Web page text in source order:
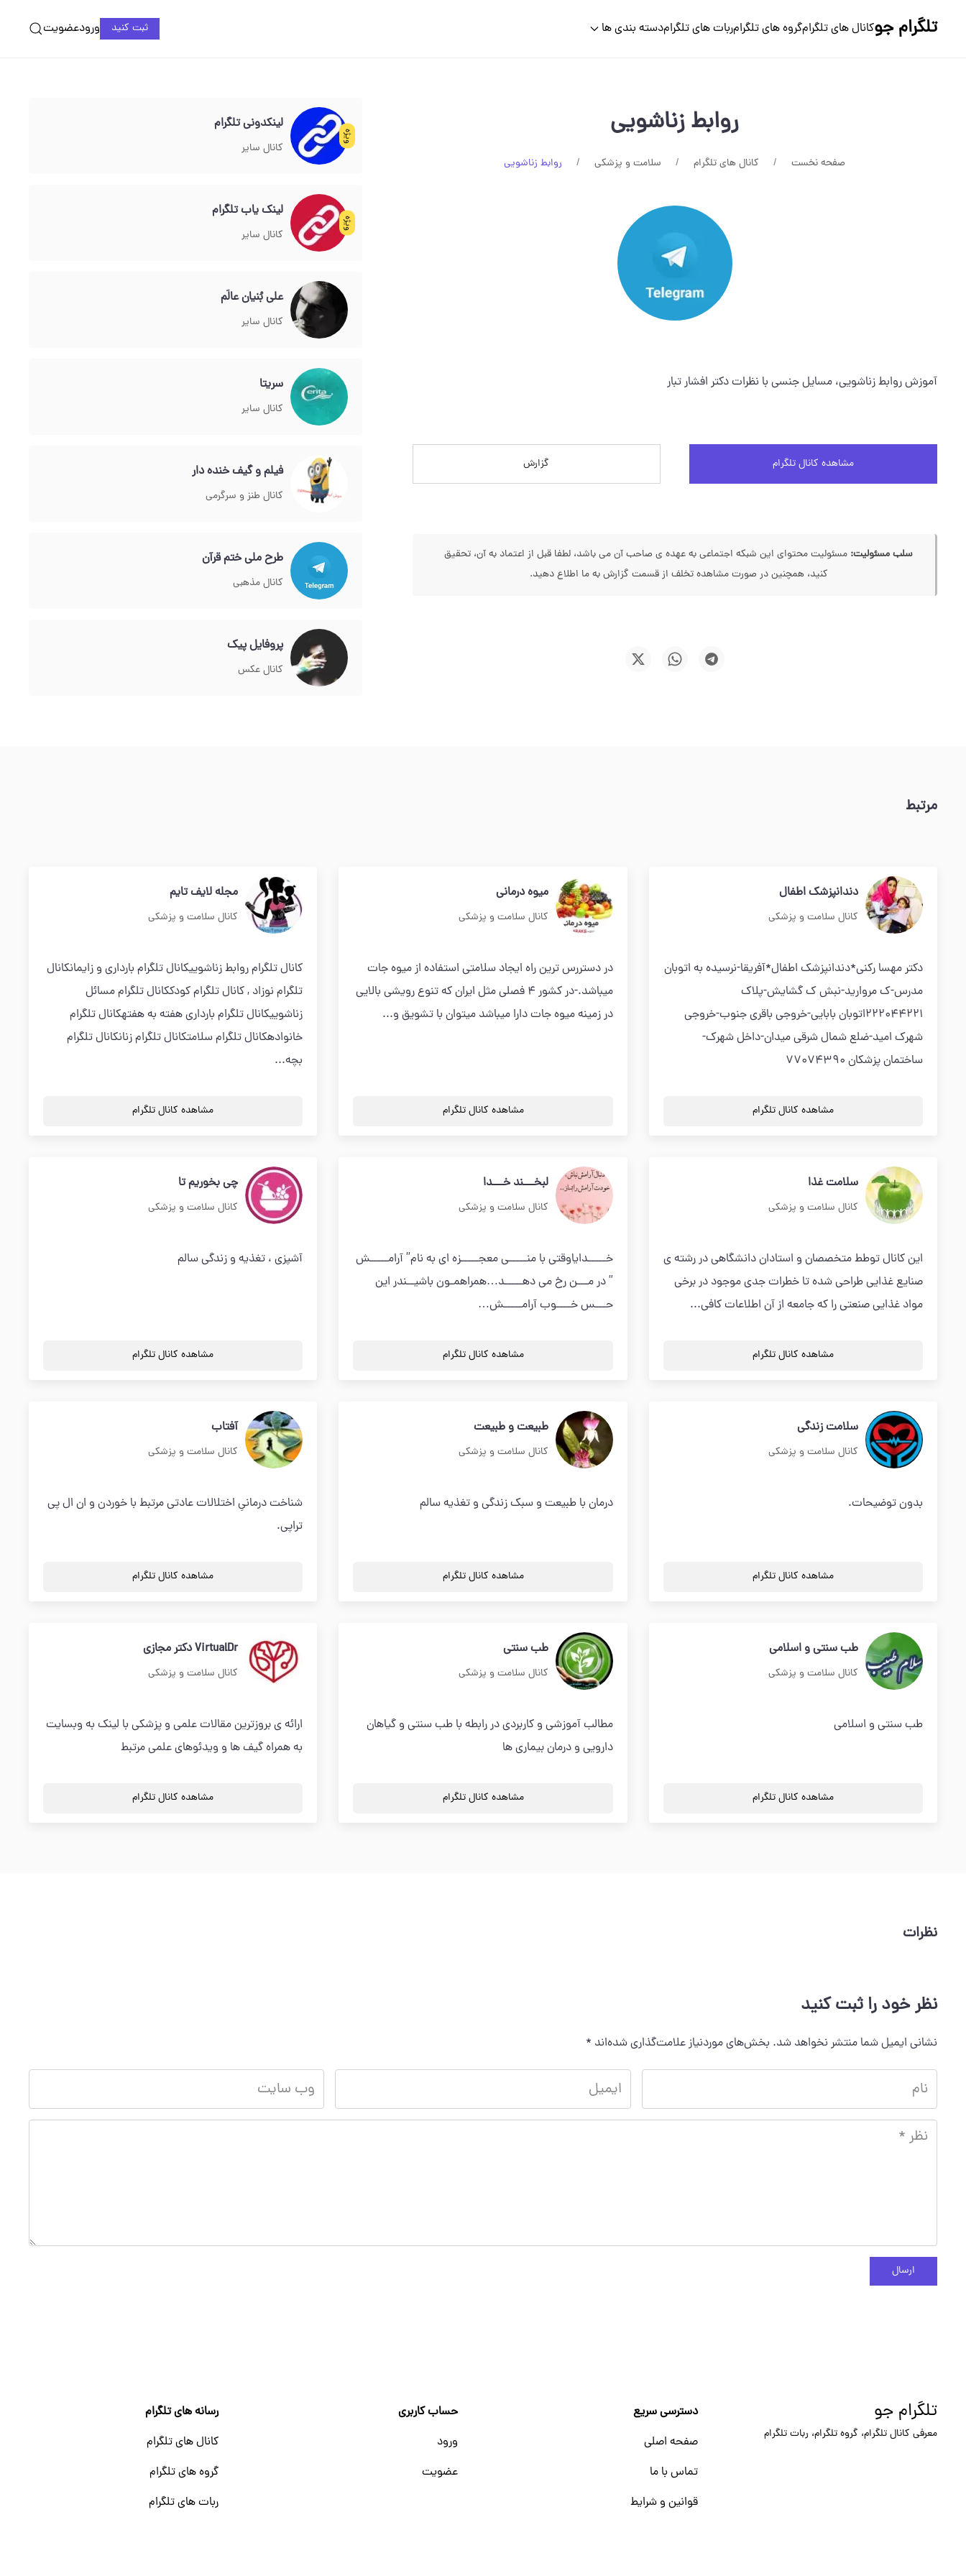
تلگرام جوکانال های تلگرامگروه های تلگرامربات های تلگرامدسته بندی ها ثبت کنید ورودعضویت
روابط زناشویی
صفحه نخست کانال های تلگرام سلامت و پزشکی روابط زناشویی
آموزش روابط زناشويي، مسايل جنسي با نظرات دكتر افشار تبار
مشاهده کانال تلگرام گزارش
سلب مسئولیت: مسئولیت محتوای این شبکه اجتماعی به عهده ی صاحب آن می باشد، لطفا قبل از اعتماد به آن، تحقیق
کنید، همچنین در صورت مشاهده تخلف از قسمت گزارش به ما اطلاع دهید.
ویژه
لینکدونی تلگرام
کانال سایر
ویژه
لینک یاب تلگرام
کانال سایر
علی بُنیان عالَم
کانال سایر
سریتا
کانال سایر
فیلم و گیف خنده دار
کانال طنز و سرگرمی
طرح ملی ختم قرآن
کانال مذهبی
پروفایل پیک
کانال عکس
مرتبط
دندانپزشک اطفال
کانال سلامت و پزشکی
دکتر مهسا رکنی*دندانپزشک اطفال*آفريقا-نرسيده به اتوبان
مدرس-ك مرواريد-نبش ك گشايش-پلاك
٢٢٢٠٤٤٢٢١اتوبان بابايی-خروجی باقری جنوب-خروجی
شهرك اميد-ضلع شمال شرقی ميدان-داخل شهرك-
ساختمان پزشكان ٧٧٠٧٤٣٩٠
مشاهده کانال تلگرام
میوه درمانی
کانال سلامت و پزشکی
در دستررس ترین راه ایجاد سلامتی استفاده از میوه جات
میباشد.-در کشور ۴ فصلی مثل ایران که تنوع رویشی بالایی
در زمینه میوه جات دارا میباشد میتوان با تشویق و...
مشاهده کانال تلگرام
مجله لایف تایم
کانال سلامت و پزشکی
کانال تلگرام روابط زناشوییکانال تلگرام بارداری و زایمانکانال
تلگرام نوزاد , کانال تلگرام کودککانال تلگرام مسائل
زناشوییکانال تلگرام بارداری هفته به هفتهکانال تلگرام
خانوادهکانال تلگرام سلامتکانال تلگرام زنانکانال تلگرام
بچه...
مشاهده کانال تلگرام
سلامت غذا
کانال سلامت و پزشکی
این کانال توطط متخصصان و استادان دانشگاهی در رشته ی
صنایع غذایی طراحی شده تا خطرات جدی موجود در برخی
مواد غذایی صنعتی را که جامعه از آن اطلاعات کافی...
مشاهده کانال تلگرام
لبخـــند خـــدا
کانال سلامت و پزشکی
خـــــدایاوقتی با منـــــی معجـــــزه ای به نام” آرامـــــش
” در مـــن رخ می دهـــــد…همراهمـون باشیــندر این
حـــس خــــوب آرامـــــش…
مشاهده کانال تلگرام
چی بخوریم تا
کانال سلامت و پزشکی
آشپزی ، تغذیه و زندگی سالم
مشاهده کانال تلگرام
سلامت زندگی
کانال سلامت و پزشکی
بدون توضیحات.
مشاهده کانال تلگرام
طبیعت و طبیعت
کانال سلامت و پزشکی
درمان با طبیعت و سبک زندگی و تغذیه سالم
مشاهده کانال تلگرام
آفتاب
کانال سلامت و پزشکی
شناخت درمانیِ اختلالات عادتی مرتبط با خوردن و ان ال پی
تراپی.
مشاهده کانال تلگرام
طب سنتی و اسلامی
کانال سلامت و پزشکی
طب سنتی و اسلامی
مشاهده کانال تلگرام
طب سنتی
کانال سلامت و پزشکی
مطالب آموزشی و کاربردی در رابطه با طب سنتی و گیاهان
دارویی و درمان بیماری ها
مشاهده کانال تلگرام
VirtualDr دکتر مجازی
کانال سلامت و پزشکی
ارائه ی بروزترین مقالات علمی و پزشکی با لینک به وبسایت
به همراه گیف ها و ویدئوهای علمی مرتبط
مشاهده کانال تلگرام
نظرات
نظر خود را ثبت کنید
نشانی ایمیل شما منتشر نخواهد شد. بخش‌های موردنیاز علامت‌گذاری شده‌اند *
ارسال
دسترسی سریع
صفحه اصلی
تماس با ما
قوانین و شرایط
حساب کاربری
ورود
عضویت
رسانه های تلگرام
کانال های تلگرام
گروه های تلگرام
ربات های تلگرام
تلگرام جو
معرفی کانال تلگرام، گروه تلگرام، ربات تلگرام